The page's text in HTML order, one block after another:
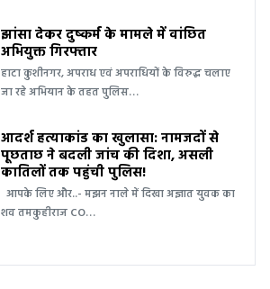
झांसा देकर दुष्कर्म के मामले में वांछित
अभियुक्त गिरफ्तार
हाटा कुशीनगर, अपराध एवं अपराधियों के विरुद्ध चलाए
जा रहे अभियान के तहत पुलिस…
आदर्श हत्याकांड का खुलासा: नामजदों से
पूछताछ ने बदली जांच की दिशा, असली
कातिलों तक पहुंची पुलिस!
आपके लिए और..- मझन नाले में दिखा अज्ञात युवक का
शव तमकुहीराज CO…